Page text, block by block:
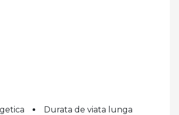
Durata de viata lunga